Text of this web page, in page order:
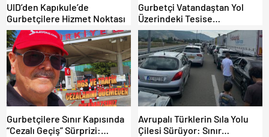
UID’den Kapıkule’de
Gurbetçilere Hizmet Noktası
Gurbetçi Vatandaştan Yol
Üzerindeki Tesise
Dolandırıcılık İddiası:
“Hesabınızı Mutlaka Kontrol
Edin”
Gurbetçilere Sınır Kapısında
“Cezalı Geçiş” Sürprizi:
Avrupalı Türklerin Sıla Yolu
Çilesi Sürüyor: Sınır